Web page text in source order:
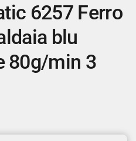
6257 Ferro
blu
80g/min 3